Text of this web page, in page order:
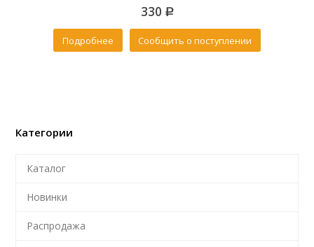
out of 5
330 Р
Подробнее Сообщить о поступлении
Категории
Каталог
Новинки
Распродажа